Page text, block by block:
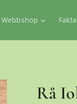
Webbshop
Rå